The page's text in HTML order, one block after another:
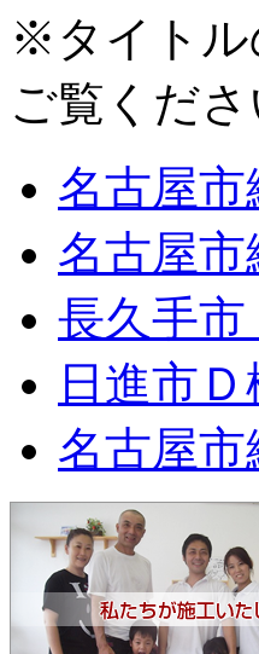
※タイトル
ご覧くださ
名古屋
名古屋
長久手
日進市
名古屋